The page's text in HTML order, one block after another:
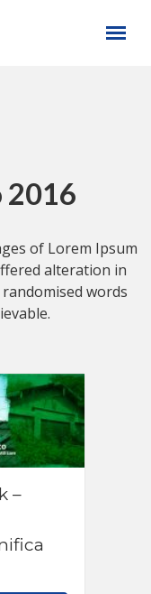
2016
of Lorem Ipsum
alteration in
words
–